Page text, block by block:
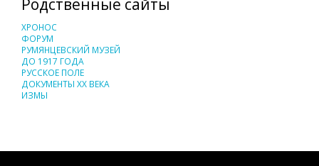
ХРОНОС
ФОРУМ
РУМЯНЦЕВСКИЙ МУЗЕЙ
ДО 1917 ГОДА
РУССКОЕ ПОЛЕ
ДОКУМЕНТЫ XX ВЕКА
ИЗМЫ